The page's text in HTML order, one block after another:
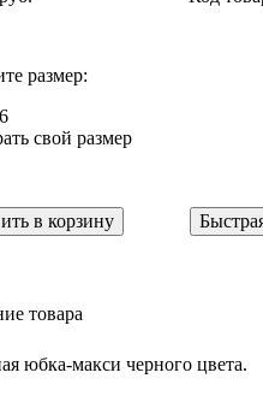
размер:
свой размер
в корзину
товара
юбка-макси черного цвета.